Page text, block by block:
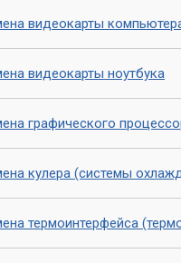
проблемам, таким как
поможет ей работать
видеокарты
видеокарты ноутбука
графического
кулера (системы
термоинтерфейса